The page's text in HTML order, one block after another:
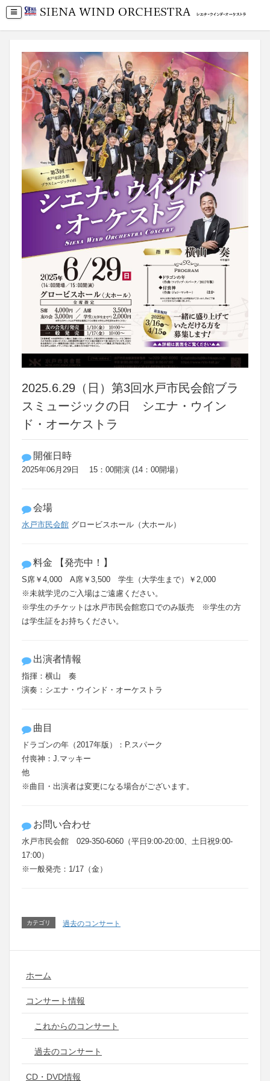
2025.6.29（日）第3回水戸市民会館ブラ
スミュージックの日 シエナ・ウイン
ド・オーケストラ
開催日時
2025年06月29日 15：00開演 (14：00開場）
会場
水戸市民会館 グロービスホール（大ホール）
料金 【発売中！】
S席￥4,000 A席￥3,500 学生（大学生まで）￥2,000
※未就学児のご入場はご遠慮ください。
※学生のチケットは水戸市民会館窓口でのみ販売 ※学生の方
は学生証をお持ちください。
出演者情報
指揮：横山 奏
演奏：シエナ・ウインド・オーケストラ
曲目
ドラゴンの年（2017年版）：P.スパーク
付喪神：J.マッキー
他
※曲目・出演者は変更になる場合がございます。
お問い合わせ
水戸市民会館 029-350-6060（平日9:00-20:00、土日祝9:00-
17:00）
※一般発売：1/17（金）
カテゴリ 過去のコンサート
ホーム
コンサート情報
これからのコンサート
過去のコンサート
CD・DVD情報